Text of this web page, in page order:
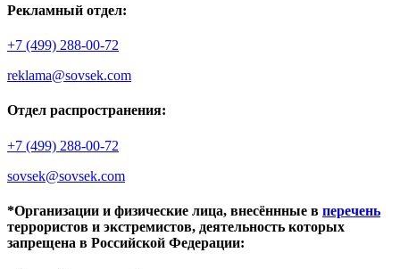
Рекламный отдел:
+7 (499) 288-00-72
reklama@sovsek.com
Отдел распространения:
+7 (499) 288-00-72
sovsek@sovsek.com
*Организации и физические лица, внесённные в перечень
террористов и экстремистов, деятельность которых
запрещена в Российской Федерации: